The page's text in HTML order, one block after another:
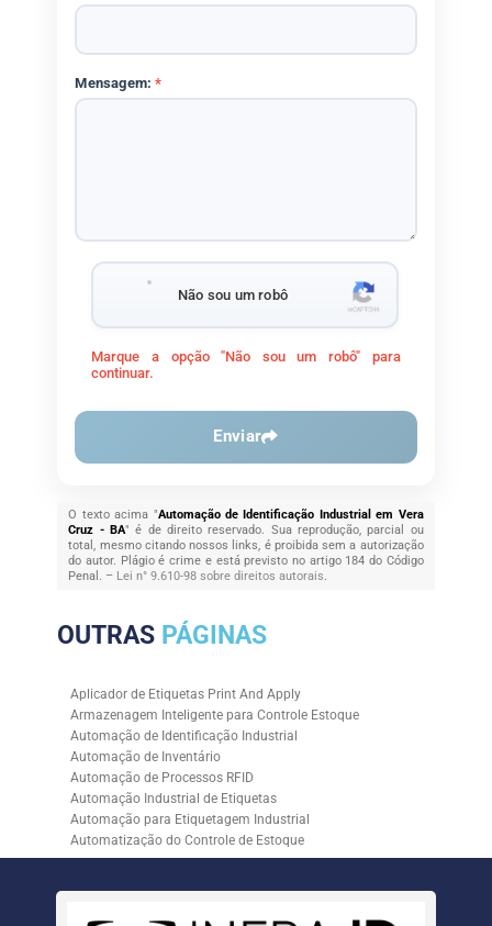
Mensagem:*
Não sou um robô
Marque a opção "Não sou um robô" para
continuar.
Enviar
O texto acima "Automação de Identificação Industrial em Vera
Cruz - BA" é de direito reservado. Sua reprodução, parcial ou
total, mesmo citando nossos links, é proibida sem a autorização
do autor. Plágio é crime e está previsto no artigo 184 do Código
Penal. – Lei n° 9.610-98 sobre direitos autorais.
OUTRAS PÁGINAS
Aplicador de Etiquetas Print And Apply
Armazenagem Inteligente para Controle Estoque
Automação de Identificação Industrial
Automação de Inventário
Automação de Processos RFID
Automação Industrial de Etiquetas
Automação para Etiquetagem Industrial
Automatização do Controle de Estoque
Controle de Estoque com RFID